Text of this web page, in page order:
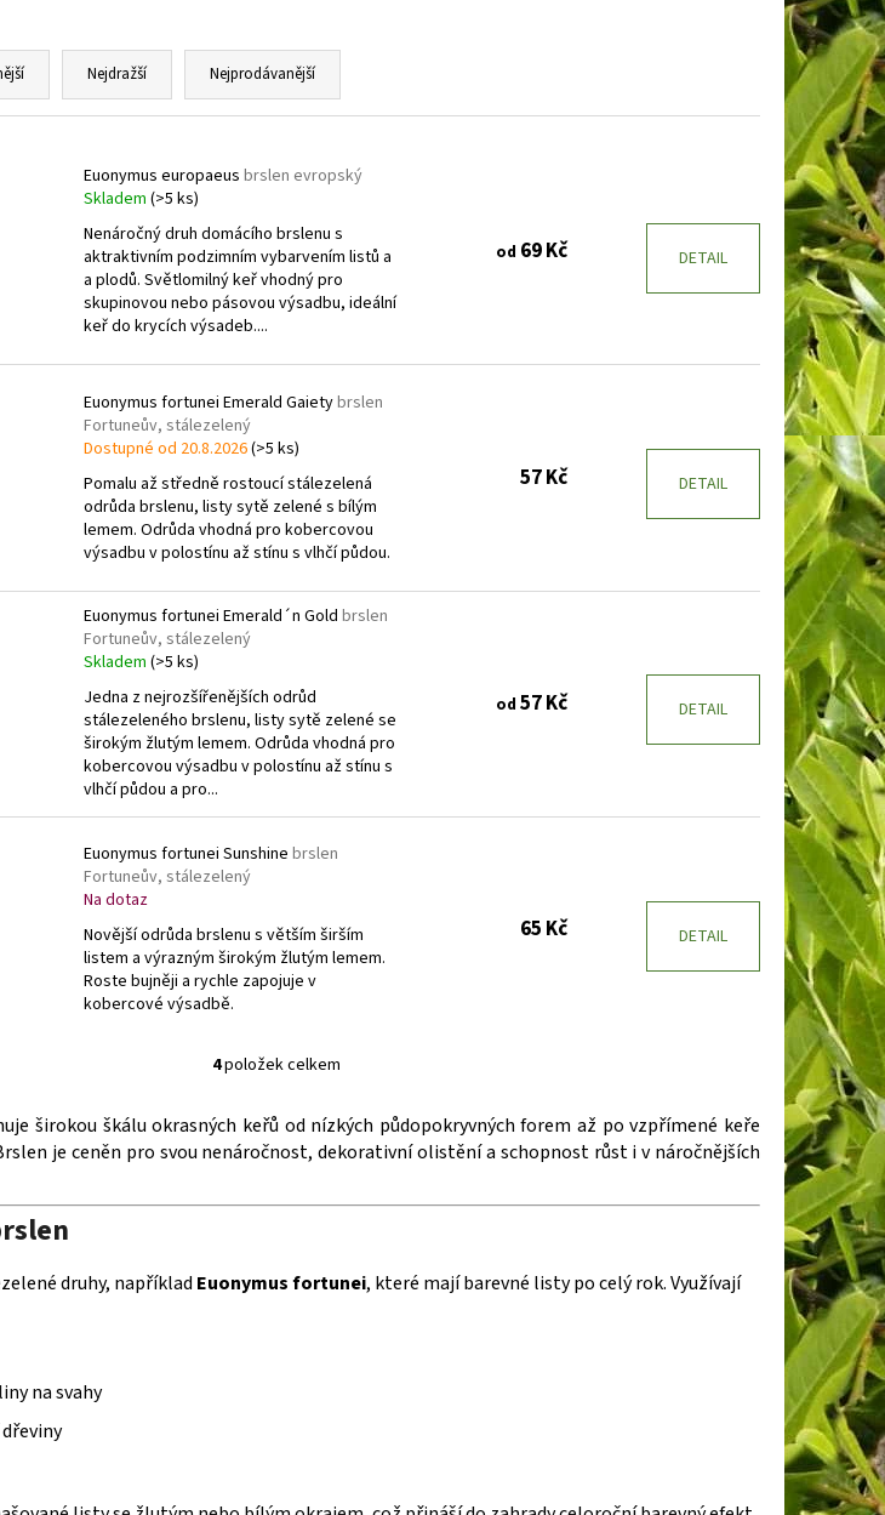
Nejdražší Nejprodávanější
Euonymus europaeus brslen evropský
Skladem (>5 ks)
Nenáročný druh domácího brslenu s
aktraktivním podzimním vybarvením listů a
a plodů. Světlomilný keř vhodný pro
skupinovou nebo pásovou výsadbu, ideální
keř do krycích výsadeb....
od 69 Kč DETAIL
Euonymus fortunei Emerald Gaietybrslen
Fortuneův, stálezelený
Dostupné od 20.8.2026(>5 ks)
Pomalu až středně rostoucí stálezelená
odrůda brslenu, listy sytě zelené s bílým
lemem. Odrůda vhodná pro kobercovou
výsadbu v polostínu až stínu s vlhčí půdou.
57 Kč DETAIL
Euonymus fortunei Emerald´n Gold brslen
Fortuneův, stálezelený
Skladem (>5 ks)
Jedna z nejrozšířenějších odrůd
stálezeleného brslenu, listy sytě zelené se
širokým žlutým lemem. Odrůda vhodná pro
kobercovou výsadbu v polostínu až stínu s
vlhčí půdou a pro...
od 57 Kč DETAIL
Euonymus fortunei Sunshine brslen
Fortuneův, stálezelený
Na dotaz
Novější odrůda brslenu s větším širším
listem a výrazným širokým žlutým lemem.
Roste bujněji a rychle zapojuje v
kobercové výsadbě.
65 Kč DETAIL
O
l
á
a
p
i
4položek celkem
širokou škálu okrasných keřů od nízkých půdopokryvných forem až po vzpřímené keře
je ceněn pro svou nenáročnost, dekorativní olistění a schopnost růst i v náročnějších
druhy, například Euonymus fortunei, které mají barevné listy po celý rok. Využívají
na svahy